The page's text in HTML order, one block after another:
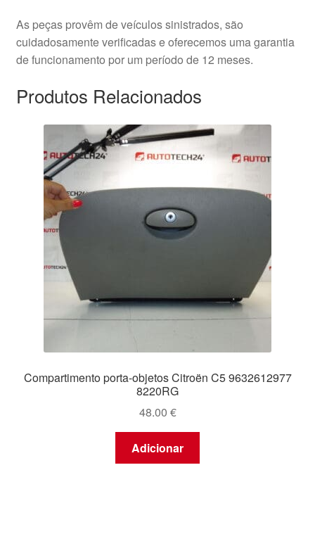
As peças provêm de veículos sinistrados, são
cuidadosamente verificadas e oferecemos uma garantia
de funcionamento por um período de 12 meses.
Produtos Relacionados
Compartimento porta-objetos Citroën C5 9632612977
8220RG
48.00 €
Adicionar